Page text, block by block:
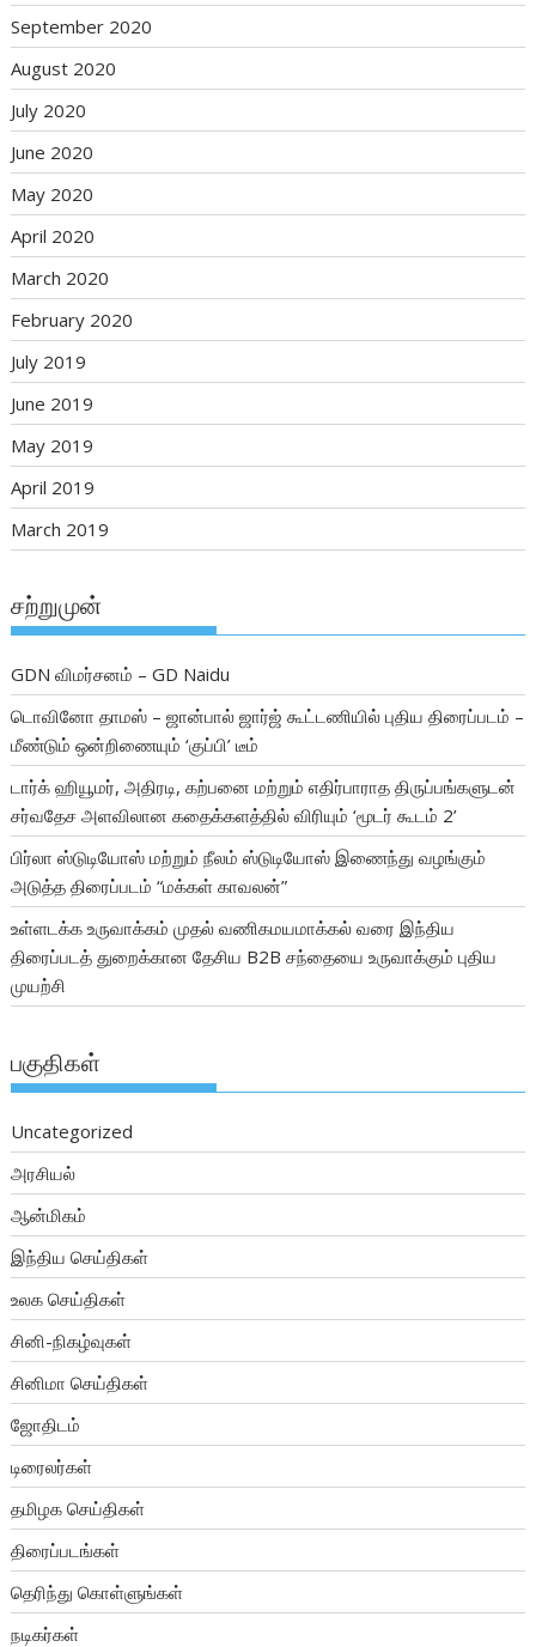
September 2020
August 2020
July 2020
June 2020
May 2020
April 2020
March 2020
February 2020
July 2019
June 2019
May 2019
April 2019
March 2019
சற்றுமுன்
GDN விமர்சனம் – GD Naidu
டொவினோ தாமஸ் – ஜான்பால் ஜார்ஜ் கூட்டணியில் புதிய திரைப்படம் –
மீண்டும் ஒன்றிணையும் ‘குப்பி’ டீம்
டார்க் ஹியூமர், அதிரடி, கற்பனை மற்றும் எதிர்பாராத திருப்பங்களுடன்
சர்வதேச அளவிலான கதைக்களத்தில் விரியும் ‘மூடர் கூடம் 2’
பிர்லா ஸ்டுடியோஸ் மற்றும் நீலம் ஸ்டுடியோஸ் இணைந்து வழங்கும்
அடுத்த திரைப்படம் “மக்கள் காவலன்”
உள்ளடக்க உருவாக்கம் முதல் வணிகமயமாக்கல் வரை இந்திய
திரைப்படத் துறைக்கான தேசிய B2B சந்தையை உருவாக்கும் புதிய
முயற்சி
பகுதிகள்
Uncategorized
அரசியல்
ஆன்மிகம்
இந்திய செய்திகள்
உலக செய்திகள்
சினி-நிகழ்வுகள்
சினிமா செய்திகள்
ஜோதிடம்
டிரைலர்கள்
தமிழக செய்திகள்
திரைப்படங்கள்
தெரிந்து கொள்ளுங்கள்
நடிகர்கள்